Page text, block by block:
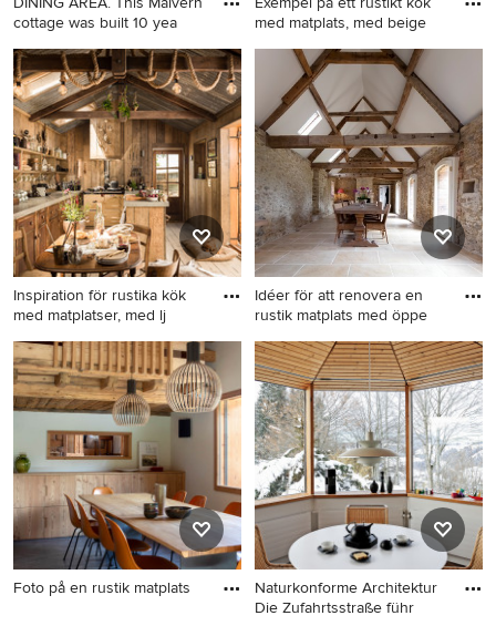
cottage was built 10 yea
Inspiration för en rustik
matplats
med matplats, med beige
Exempel på ett rustikt kök
med matplats, med beige
väggar, ljust trägolv och
beiget golv
Inspiration för rustika kök
med matplatser, med lj
Inspiration för rustika kök
med matplatser, med ljust
trägolv
Idéer för att renovera en
rustik matplats med öppe
Idéer för att renovera en
rustik matplats med öppen
planlösning
Foto på en rustik matplats
Naturkonforme Architektur
Die Zufahrtsstraße führ